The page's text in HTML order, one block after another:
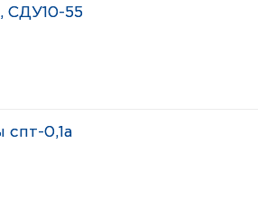
СДУ10-55
спт-0,1а